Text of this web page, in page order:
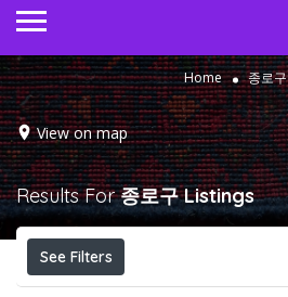
Home 종로구
View on map
Results For종로구 Listings
See Filters